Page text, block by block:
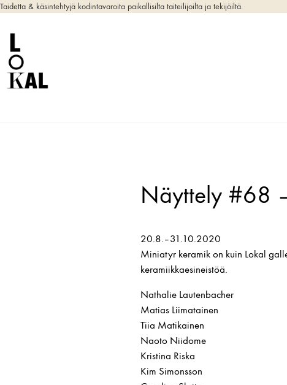
Taidetta & käsintehtyjä kodintavaroita paikallisilta taiteilijoilta ja tekijöiltä.
Näyttely #68
20.8.–31.10.2020
Miniatyr keramik on kuin Lokal
keramiikkaesineistöä.
Nathalie Lautenbacher
Matias Liimatainen
Tiia Matikainen
Naoto Niidome
Kristina Riska
Kim Simonsson